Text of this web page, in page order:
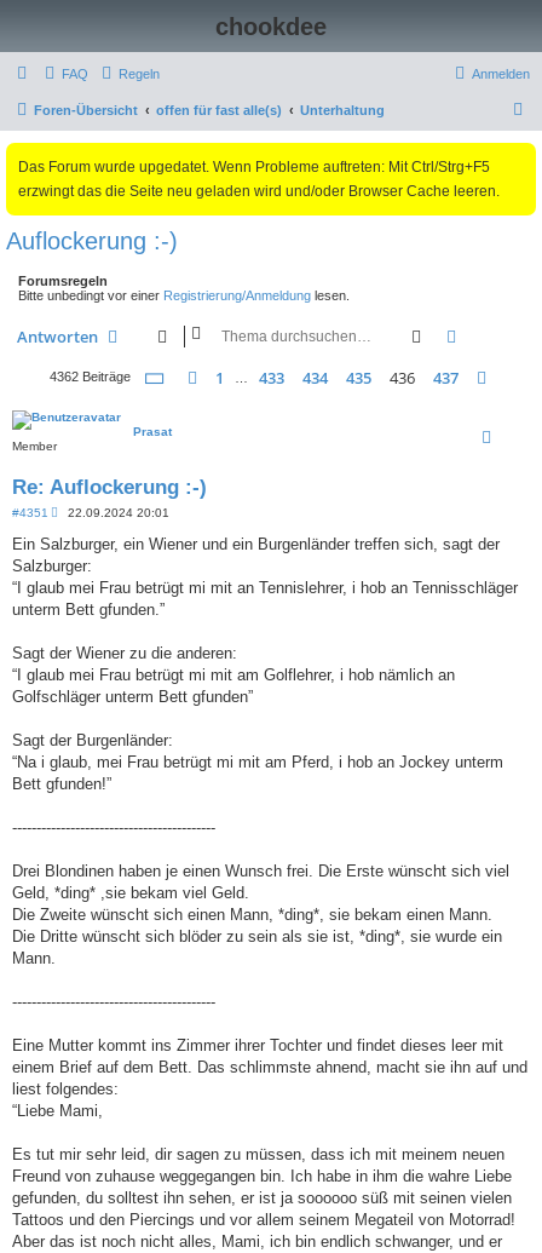
chookdee
FAQ Regeln Anmelden
Foren-Übersicht offen für fast alle(s) Unterhaltung
Das Forum wurde upgedatet. Wenn Probleme auftreten: Mit Ctrl/Strg+F5
erzwingt das die Seite neu geladen wird und/oder Browser Cache leeren.
Auflockerung :-)
Forumsregeln
Bitte unbedingt vor einer Registrierung/Anmeldung lesen.
Antworten Suche
4362 Beiträge Seite 436 von437
Vorherige
1 433 434 435 436 437
Prasat
Member
Re: Auflockerung :-)
#4351
B
i
r
a
22.09.2024 20:01
Ein Salzburger, ein Wiener und ein Burgenländer treffen sich, sagt der
Salzburger:
“I glaub mei Frau betrügt mi mit an Tennislehrer, i hob an Tennisschläger
unterm Bett gfunden.”
Sagt der Wiener zu die anderen:
“I glaub mei Frau betrügt mi mit am Golflehrer, i hob nämlich an
Golfschläger unterm Bett gfunden”
Sagt der Burgenländer:
“Na i glaub, mei Frau betrügt mi mit am Pferd, i hob an Jockey unterm
Bett gfunden!”
------------------------------------------
Drei Blondinen haben je einen Wunsch frei. Die Erste wünscht sich viel
Geld, *ding* ,sie bekam viel Geld.
Die Zweite wünscht sich einen Mann, *ding*, sie bekam einen Mann.
Die Dritte wünscht sich blöder zu sein als sie ist, *ding*, sie wurde ein
Mann.
------------------------------------------
Eine Mutter kommt ins Zimmer ihrer Tochter und findet dieses leer mit
einem Brief auf dem Bett. Das schlimmste ahnend, macht sie ihn auf und
liest folgendes:
“Liebe Mami,
Es tut mir sehr leid, dir sagen zu müssen, dass ich mit meinem neuen
Freund von zuhause weggegangen bin. Ich habe in ihm die wahre Liebe
gefunden, du solltest ihn sehen, er ist ja soooooo süß mit seinen vielen
Tattoos und den Piercings und vor allem seinem Megateil von Motorrad!
Aber das ist noch nicht alles, Mami, ich bin endlich schwanger, und er